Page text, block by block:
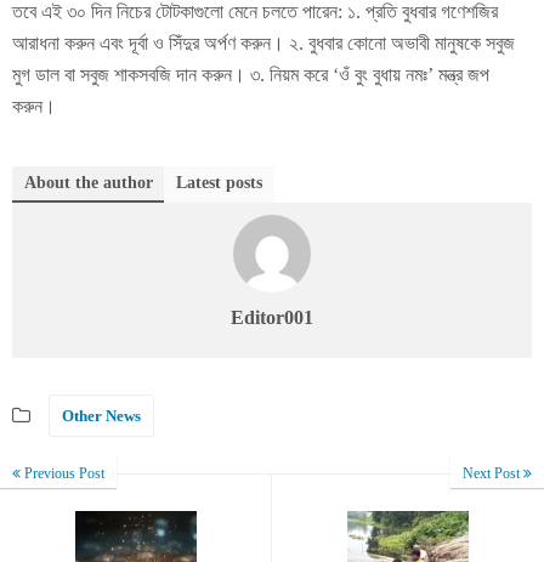
তবে এই ৩০ দিন নিচের টোটকাগুলো মেনে চলতে পারেন: ১. প্রতি বুধবার গণেশজির
আরাধনা করুন এবং দূর্বা ও সিঁদুর অর্পণ করুন। ২. বুধবার কোনো অভাবী মানুষকে সবুজ
মুগ ডাল বা সবুজ শাকসবজি দান করুন। ৩. নিয়ম করে ‘ওঁ বুং বুধায় নমঃ’ মন্ত্র জপ
করুন।
About the author Latest posts
Editor001
Other News
Previous Post Next Post